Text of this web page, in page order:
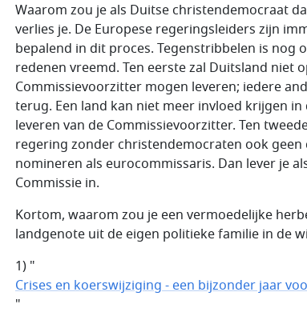
Waarom zou je als Duitse christendemocraat
verlies je. De Europese regeringsleiders zijn
bepalend in dit proces. Tegenstribbelen is nog
redenen vreemd. Ten eerste zal Duitsland niet
Commissievoorzitter mogen leveren; iedere
terug. Een land kan niet meer invloed krijgen in
leveren van de Commissievoorzitter. Ten
regering zonder christendemocraten ook
nomineren als eurocommissaris. Dan lever je
Commissie in.
Kortom, waarom zou je een vermoedelijke
landgenote uit de eigen politieke familie in de
1) "
Crises en koerswijziging - een bijzonder jaar
"